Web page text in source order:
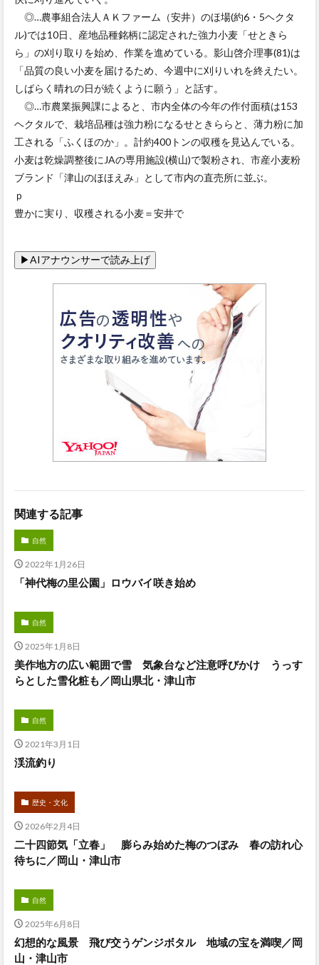
◎…農事組合法人ＡＫファーム（安井）のほ場(約6・5ヘクタ
ル)では10日、産地品種銘柄に認定された強力小麦「せときら
ら」の刈り取りを始め、作業を進めている。影山啓介理事(81)は
「品質の良い小麦を届けるため、今週中に刈りいれを終えたい。
しばらく晴れの日が続くように願う」と話す。
◎…市農業振興課によると、市内全体の今年の作付面積は153
ヘクタルで、栽培品種は強力粉になるせときららと、薄力粉に加
工される「ふくほのか」。計約400トンの収穫を見込んでいる。
小麦は乾燥調整後にJAの専用施設(横山)で製粉され、市産小麦粉
ブランド「津山のほほえみ」として市内の直売所に並ぶ。
ｐ
豊かに実り、収穫される小麦＝安井で
関連する記事
自然
2022年1月26日
「神代梅の里公園」ロウバイ咲き始め
自然
2025年1月8日
美作地方の広い範囲で雪 気象台など注意呼びかけ うっす
らとした雪化粧も／岡山県北・津山市
自然
2021年3月1日
渓流釣り
歴史・文化
2026年2月4日
二十四節気「立春」 膨らみ始めた梅のつぼみ 春の訪れ心
待ちに／岡山・津山市
自然
2025年6月8日
幻想的な風景 飛び交うゲンジボタル 地域の宝を満喫／岡
山・津山市